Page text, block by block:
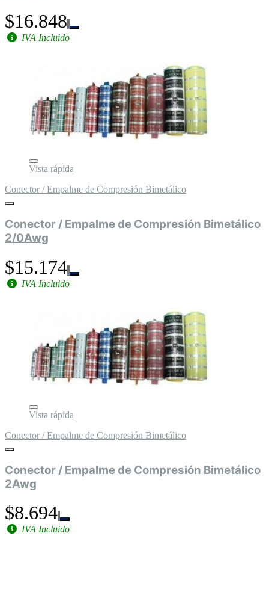
$16.848
IVA Incluido
Vista rápida
Conector / Empalme de Compresión Bimetálico
Conector / Empalme de Compresión Bimetálico
2/0Awg
$15.174
IVA Incluido
Vista rápida
Conector / Empalme de Compresión Bimetálico
Conector / Empalme de Compresión Bimetálico
2Awg
$8.694
IVA Incluido